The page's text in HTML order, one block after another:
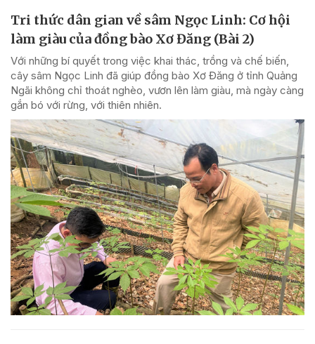
Tri thức dân gian về sâm Ngọc Linh: Cơ hội
làm giàu của đồng bào Xơ Đăng (Bài 2)
Với những bí quyết trong việc khai thác, trồng và chế biến,
cây sâm Ngọc Linh đã giúp đồng bào Xơ Đăng ở tỉnh Quảng
Ngãi không chỉ thoát nghèo, vươn lên làm giàu, mà ngày càng
gắn bó với rừng, với thiên nhiên.